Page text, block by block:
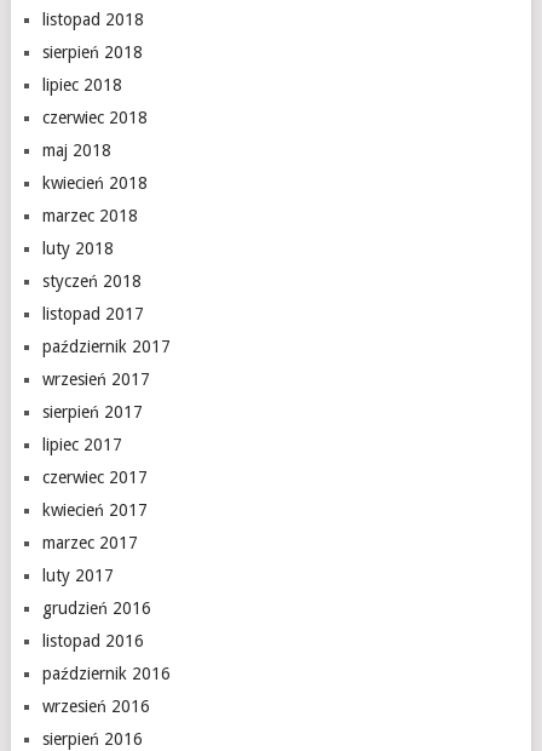
listopad 2018
sierpień 2018
lipiec 2018
czerwiec 2018
maj 2018
kwiecień 2018
marzec 2018
luty 2018
styczeń 2018
listopad 2017
październik 2017
wrzesień 2017
sierpień 2017
lipiec 2017
czerwiec 2017
kwiecień 2017
marzec 2017
luty 2017
grudzień 2016
listopad 2016
październik 2016
wrzesień 2016
sierpień 2016